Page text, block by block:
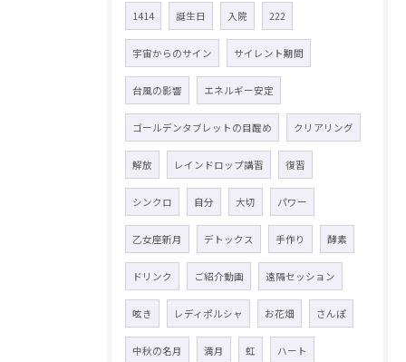
1414 誕生日 入院 222
宇宙からのサイン サイレント期間
台風の影響 エネルギー安定
ゴールデンタブレットの目醒め クリアリング
解放 レインドロップ講習 復習
シンクロ 自分 大切 パワー
乙女座新月 デトックス 手作り 酵素
ドリンク ご紹介動画 遠隔セッション
呟き レディポルシャ お花畑 さんぽ
中秋の名月 満月 虹 ハート